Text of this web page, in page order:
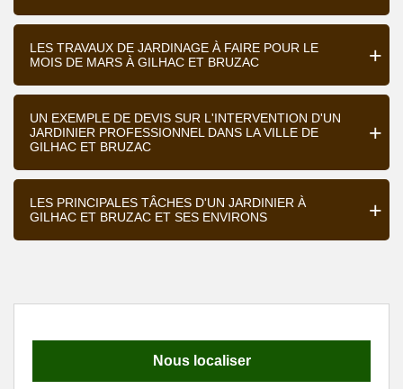
LES TRAVAUX DE JARDINAGE À FAIRE POUR LE
MOIS DE MARS À GILHAC ET BRUZAC
UN EXEMPLE DE DEVIS SUR L'INTERVENTION D'UN
JARDINIER PROFESSIONNEL DANS LA VILLE DE
GILHAC ET BRUZAC
LES PRINCIPALES TÂCHES D'UN JARDINIER À
GILHAC ET BRUZAC ET SES ENVIRONS
Nous localiser